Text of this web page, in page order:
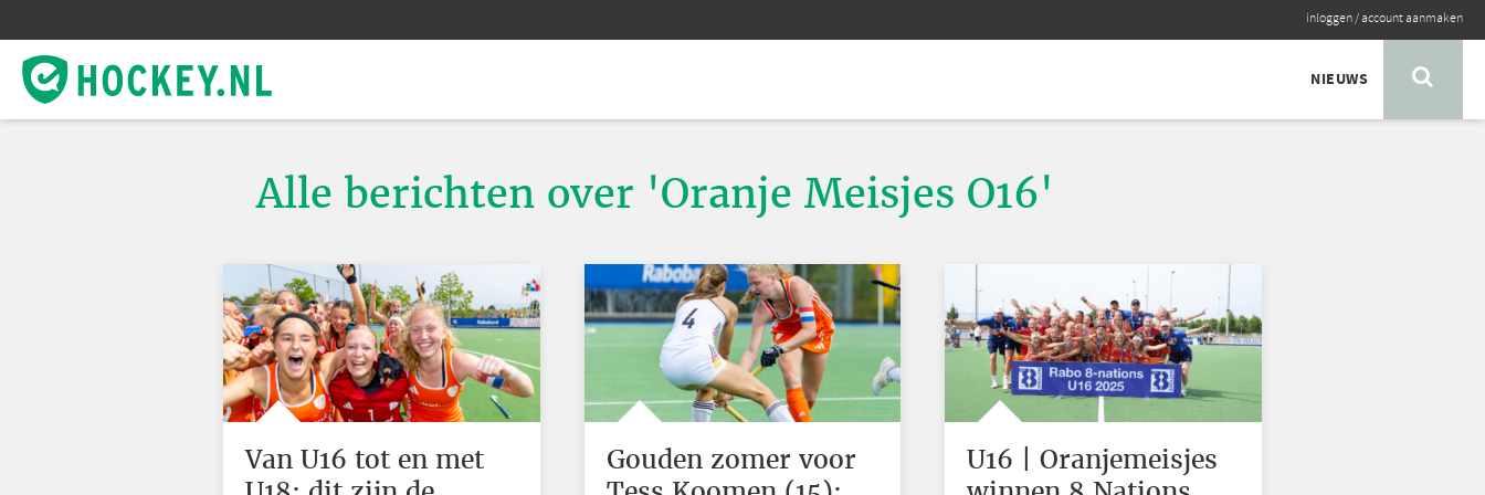
inloggen/account aanmaken
NIEUWS
Alle berichten over 'Oranje Meisjes O16'
Van U16 tot en met
Gouden zomer voor
U16 | Oranjemeisjes